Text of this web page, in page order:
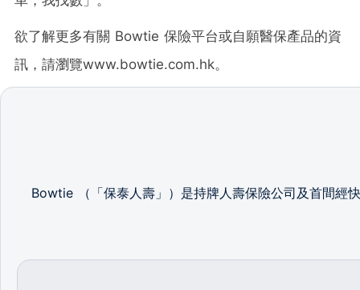
欲了解更多有關 Bowtie 保險平台或自願醫保產品的資
訊，請瀏覽www.bowtie.com.hk。
Bowtie （「保泰人壽」）是持牌人壽保險公司及首間經